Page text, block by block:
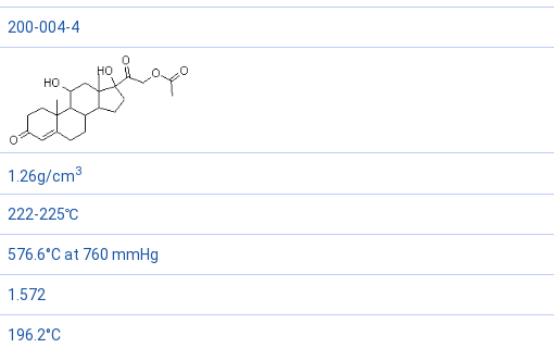
200-004-4
1.26g/cm3
222-225℃
576.6°C at 760 mmHg
1.572
196.2°C